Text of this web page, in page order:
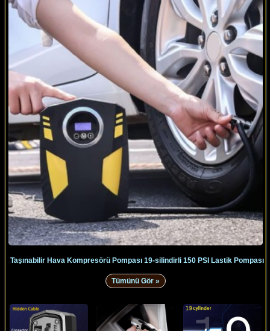
Taşınabilir Hava Kompresörü Pompası 19-silindirli 150 PSI Lastik Pompası
Tümünü Gör »